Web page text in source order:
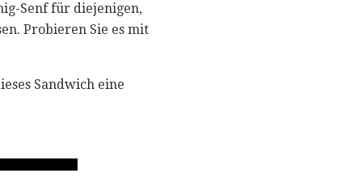
Senf für diejenigen,
Probieren Sie es mit
Sandwich eine